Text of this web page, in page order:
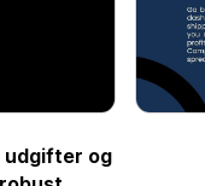
udgifter og